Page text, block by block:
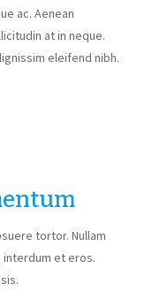
ac. Aenean
at in neque.
eleifend nibh.
tortor. Nullam
interdum et eros.